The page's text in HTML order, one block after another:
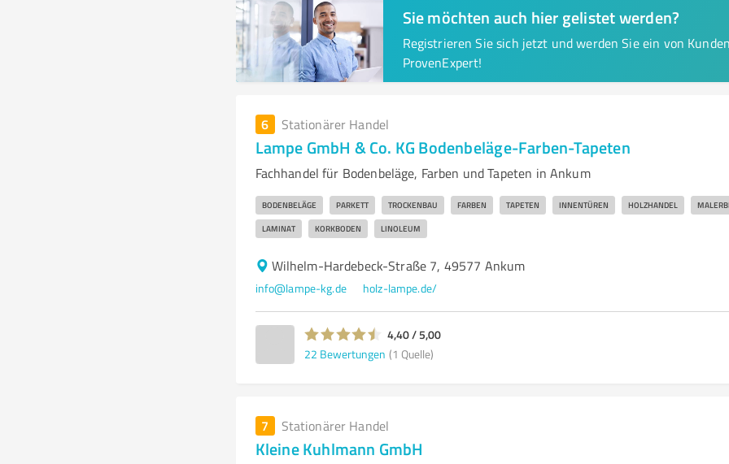
Sie möchten auch hier gelistet werden?
Registrieren Sie sich jetzt und werden Sie ein von
ProvenExpert!
6 Stationärer Handel
Lampe GmbH & Co. KG Bodenbeläge-Farben-Tapeten
Fachhandel für Bodenbeläge, Farben und Tapeten in Ankum
BODENBELÄGE PARKETT TROCKENBAU FARBEN TAPETEN INNENTÜREN HOLZHANDEL
LAMINAT KORKBODEN LINOLEUM
Wilhelm-Hardebeck-Straße 7, 49577 Ankum
info@lampe-kg.de holz-lampe.de/
4,40 / 5,00
22 Bewertungen (1 Quelle)
7 Stationärer Handel
Kleine Kuhlmann GmbH